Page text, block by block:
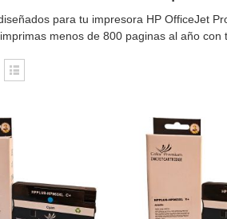
para tu impresora HP OfficeJet
menos de 800 paginas al año con
Ver
como